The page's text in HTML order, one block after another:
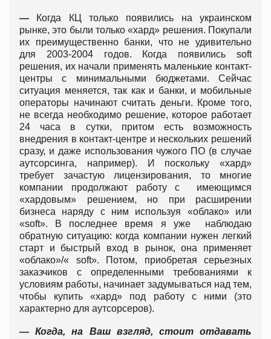
— Когда КЦ только появились на украинском
рынке, это были только «хард» решения. Покупали
их преимущественно банки, что не удивительно
для 2003-2004 годов. Когда появились soft
решения, их начали применять маленькие контакт-
центры с минимальными бюджетами. Сейчас
ситуация меняется, так как и банки, и мобильные
операторы начинают считать деньги. Кроме того,
не всегда необходимо решение, которое работает
24 часа в сутки, притом есть возможность
внедрения в контакт-центре и нескольких решений
сразу, и даже использования чужого ПО (в случае
аутсорсинга, например). И поскольку «хард»
требует зачастую лицензирования, то многие
компании продолжают работу с имеющимся
«хардовым» решением, но при расширении
бизнеса наряду с ним используя «облако» или
«soft». В последнее время я уже наблюдаю
обратную ситуацию: когда компании нужен легкий
старт и быстрый вход в рынок, она применяет
«облако»/« soft». Потом, приобретая серьезных
заказчиков с определенными требованиями к
условиям работы, начинает задумываться над тем,
чтобы купить «хард» под работу с ними (это
характерно для аутсорсеров).
— Когда, на Ваш взгляд, стоит отдавать